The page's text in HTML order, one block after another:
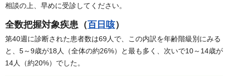
相談の上、早めに受診してください。
全数把握対象疾患（百日咳）
第40週に診断された患者数は69人で、この内訳を年齢階級別にみる
と、5～9歳が18人（全体の約26%）と最も多く、次いで10～14歳が
14人（約20%）でした。